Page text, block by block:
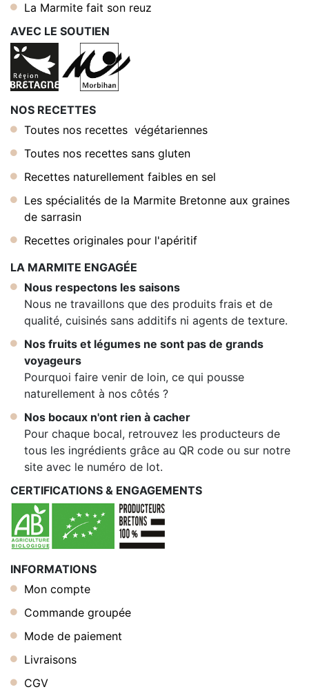
La Marmite fait son reuz
AVEC LE SOUTIEN
NOS RECETTES
Toutes nos recettes végétariennes
Toutes nos recettes sans gluten
Recettes naturellement faibles en sel
Les spécialités de la Marmite Bretonne aux graines
de sarrasin
Recettes originales pour l'apéritif
LA MARMITE ENGAGÉE
Nous respectons les saisons
Nous ne travaillons que des produits frais et de
qualité, cuisinés sans additifs ni agents de texture.
Nos fruits et légumes ne sont pas de grands
voyageurs
Pourquoi faire venir de loin, ce qui pousse
naturellement à nos côtés ?
Nos bocaux n'ont rien à cacher
Pour chaque bocal, retrouvez les producteurs de
tous les ingrédients grâce au QR code ou sur notre
site avec le numéro de lot.
CERTIFICATIONS & ENGAGEMENTS
INFORMATIONS
Mon compte
Commande groupée
Mode de paiement
Livraisons
CGV